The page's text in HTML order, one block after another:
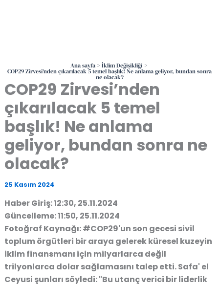
Ana sayfa İklim Değişikliği
COP29 Zirvesi’nden çıkarılacak 5 temel başlık! Ne anlama geliyor, bundan sonra
ne olacak?
COP29 Zirvesi’nden
çıkarılacak 5 temel
başlık! Ne anlama
geliyor, bundan sonra ne
olacak?
25 Kasım 2024
Haber Giriş: 12:30, 25.11.2024
Güncelleme: 11:50, 25.11.2024
Fotoğraf Kaynağı: #COP29'un son gecesi sivil
toplum örgütleri bir araya gelerek küresel kuzeyin
iklim finansmanı için milyarlarca değil
trilyonlarca dolar sağlamasını talep etti. Safa' el
Ceyusi şunları söyledi: "Bu utanç verici bir liderlik